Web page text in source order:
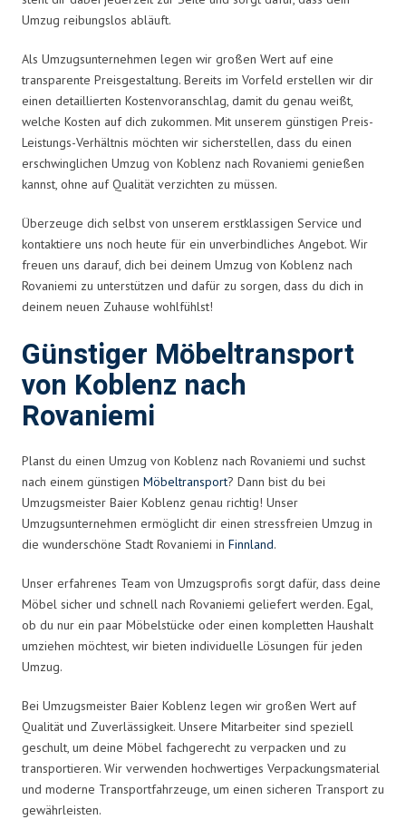
Umzug reibungslos abläuft.
Als Umzugsunternehmen legen wir großen Wert auf eine
transparente Preisgestaltung. Bereits im Vorfeld erstellen wir dir
einen detaillierten Kostenvoranschlag, damit du genau weißt,
welche Kosten auf dich zukommen. Mit unserem günstigen Preis-
Leistungs-Verhältnis möchten wir sicherstellen, dass du einen
erschwinglichen Umzug von Koblenz nach Rovaniemi genießen
kannst, ohne auf Qualität verzichten zu müssen.
Überzeuge dich selbst von unserem erstklassigen Service und
kontaktiere uns noch heute für ein unverbindliches Angebot. Wir
freuen uns darauf, dich bei deinem Umzug von Koblenz nach
Rovaniemi zu unterstützen und dafür zu sorgen, dass du dich in
deinem neuen Zuhause wohlfühlst!
Günstiger Möbeltransport
von Koblenz nach
Rovaniemi
Planst du einen Umzug von Koblenz nach Rovaniemi und suchst
nach einem günstigen Möbeltransport? Dann bist du bei
Umzugsmeister Baier Koblenz genau richtig! Unser
Umzugsunternehmen ermöglicht dir einen stressfreien Umzug in
die wunderschöne Stadt Rovaniemi in Finnland.
Unser erfahrenes Team von Umzugsprofis sorgt dafür, dass deine
Möbel sicher und schnell nach Rovaniemi geliefert werden. Egal,
ob du nur ein paar Möbelstücke oder einen kompletten Haushalt
umziehen möchtest, wir bieten individuelle Lösungen für jeden
Umzug.
Bei Umzugsmeister Baier Koblenz legen wir großen Wert auf
Qualität und Zuverlässigkeit. Unsere Mitarbeiter sind speziell
geschult, um deine Möbel fachgerecht zu verpacken und zu
transportieren. Wir verwenden hochwertiges Verpackungsmaterial
und moderne Transportfahrzeuge, um einen sicheren Transport zu
gewährleisten.